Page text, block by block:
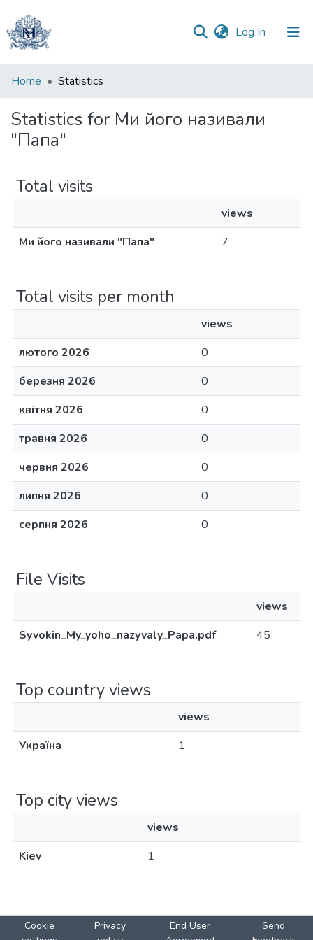
Log In (current)
Communities
Collections
All of DSpace
Home Statistics
Statistics for Ми його називали
"Папа"
Total visits
views
Ми його називали "Папа"
7
Total visits per month
views
лютого 2026
0
березня 2026
0
квітня 2026
0
травня 2026
0
червня 2026
0
липня 2026
0
серпня 2026
0
File Visits
views
Syvokin_My_yoho_nazyvaly_Papa.pdf
45
Top country views
views
Україна
1
Top city views
views
Kiev
1
Cookie
Privacy
End User
Send